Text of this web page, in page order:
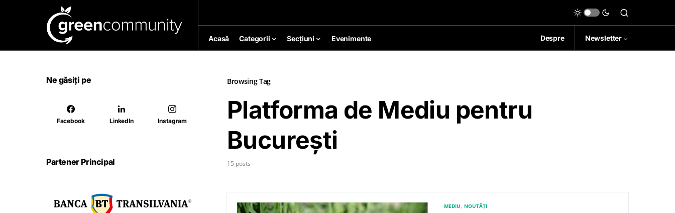
Acasă Categorii Secțiuni Evenimente Despre Newsletter
Browsing Tag
Platforma de Mediu pentru
București
15 posts
MEDIU NOUTĂȚI
Ne găsiți pe
Facebook LinkedIn Instagram
Partener Principal